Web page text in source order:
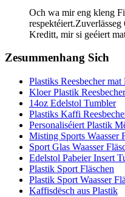
Och wa mir eng kleng
Kreditt, mir si geéiert
Zesummenhang Sich
Plastiks Reesbecher mat
Kloer Plastik Reesbecher
14oz Edelstol Tumbler
Plastiks Kaffi
Personaliséiert Plastik
Misting Sports Waasser
Sport Glas Waasser
Edelstol Pabeier Insert
Plastik Sport Fläschen
Plastik Sport Waasser
Kaffisdësch aus Plastik